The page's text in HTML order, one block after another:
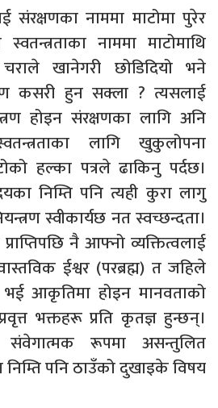
नाममा माटोमा पुरेर
नाममा माटोमाथि
खानेगरी छोडिदियो भने
कसरी हुन सक्ला ? त्यसलाई
होइन संरक्षणका लागि अनि
लागि खुकुलोपना
हल्का पत्रले ढाकिनु पर्दछ।
निम्ति पनि त्यही कुरा लागु
स्वीकार्यछ नत स्वच्छन्दता।
नै आफ्नो व्यक्तित्वलाई
ईश्वर (परब्रह्म) त जहिले
आकृतिमा होइन मानवताको
भक्तहरू प्रति कृतज्ञ हुन्छन्।
संवेगात्मक रूपमा असन्तुलित
पनि ठाउँको दुखाइके विषय